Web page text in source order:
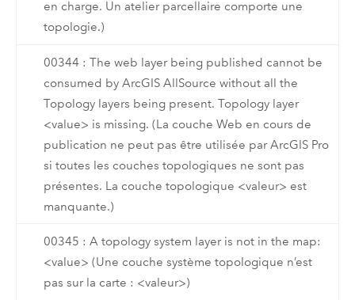
en charge. Un atelier parcellaire comporte une
topologie.)
00344 : The web layer being published cannot be
consumed by ArcGIS AllSource without all the
Topology layers being present. Topology layer
<value> is missing. (La couche Web en cours de
publication ne peut pas être utilisée par ArcGIS Pro
si toutes les couches topologiques ne sont pas
présentes. La couche topologique <valeur> est
manquante.)
00345 : A topology system layer is not in the map:
<value> (Une couche système topologique n’est
pas sur la carte : <valeur>)